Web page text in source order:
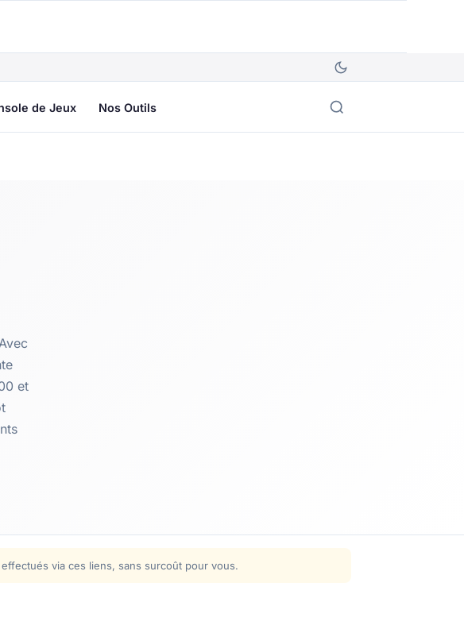
de Jeux Nos Outils
et
via ces liens, sans surcoût pour vous.